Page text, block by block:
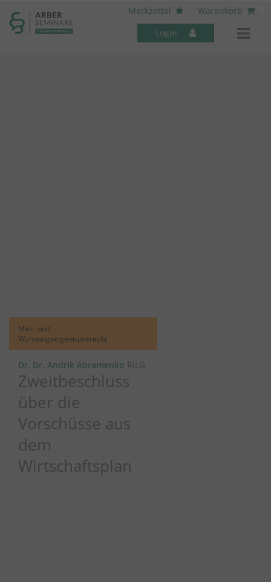
Merkzettel
Warenkorb
Login
Miet- und
Wohnungseigentumsrecht
Dr. Dr. Andrik Abramenko RiLG
Zweitbeschluss
über die
Vorschüsse aus
dem
Wirtschaftsplan